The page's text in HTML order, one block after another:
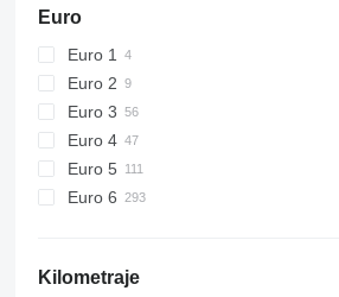
Euro
Euro 1
Euro 2
Euro 3
Euro 4
Euro 5
Euro 6
Kilometraje